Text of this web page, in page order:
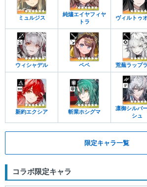
ミュルジス
純燼エイヤフィヤ
トラ
ヴィルトゥ
ウィシャデル ペペ 荒蕪ラップ
新約エクシア 斬業ホシグマ
凛御シルバ
シュ
限定キャラ一覧
コラボ限定キャラ